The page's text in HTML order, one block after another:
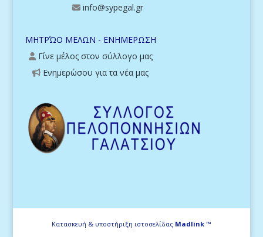
info@sypegal.gr
ΜΗΤΡΏΟ ΜΕΛΩΝ - ΕΝΗΜΕΡΩΣΗ
Γίνε μέλος στον σύλλογο μας
Ενημερώσου για τα νέα μας
Κατασκευή & υποστήριξη ιστοσελίδας Madlink ™